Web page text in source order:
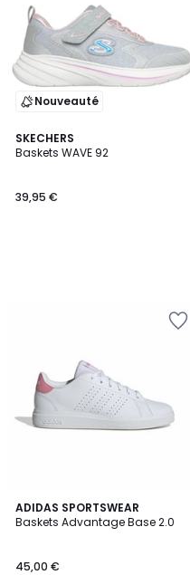
Nouveauté
SKECHERS
Baskets WAVE 92
39,95 €
ADIDAS SPORTSWEAR
Baskets Advantage Base 2.0
45,00 €
4,7
/ 5